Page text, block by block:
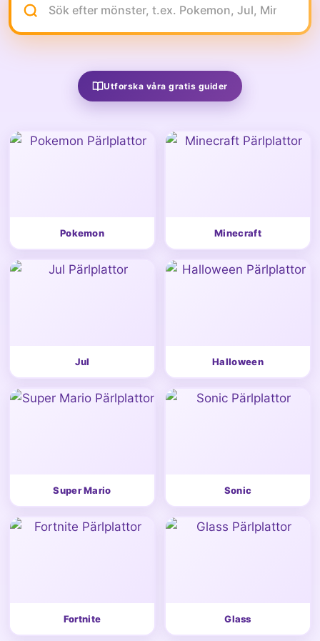
Utforska våra gratis guider
Pokemon Minecraft
Jul Halloween
Super Mario Sonic
Fortnite Glass